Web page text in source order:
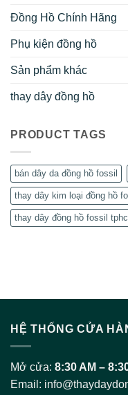
Đồng Hồ Chính Hãng
Phụ kiện đồng hồ
Sản phẩm khác
thay dây đồng hồ
PRODUCT TAGS
bán dây da đồng hồ fossil
thay dây kim loại đồng hồ
thay dây đồng hồ fossil
HỆ THỐNG CỬA
Mở cửa: 8:30 AM –
Email: